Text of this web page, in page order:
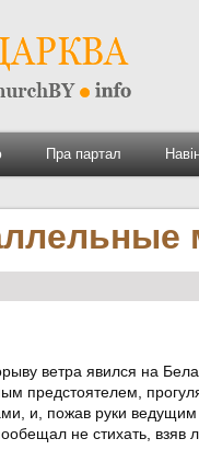
Пра партал
ветра явился на
предстоятелем,
и, пожав руки
не стихать, взяв